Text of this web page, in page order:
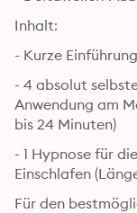
- 4 absolut
Anwendung am
bis 24 Minuten)
- 1 Hypnose für
Einschlafen
Für den